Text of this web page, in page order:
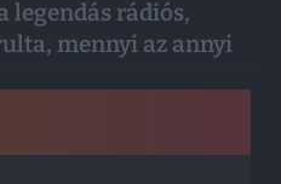
legendás rádiós,
mennyi az annyi